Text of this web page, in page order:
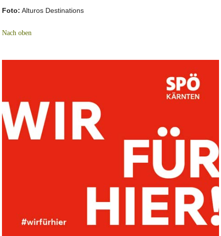
Foto: Alturos Destinations
Nach oben